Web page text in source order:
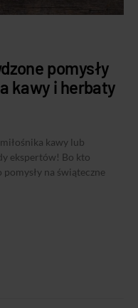
pomysły
kawy i herbaty
kawy lub
ekspertów! Bo kto
na świąteczne